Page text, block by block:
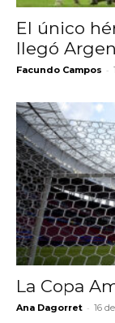
El único
llegó
Facundo Campos -
La Copa
Ana Dagorret - 16